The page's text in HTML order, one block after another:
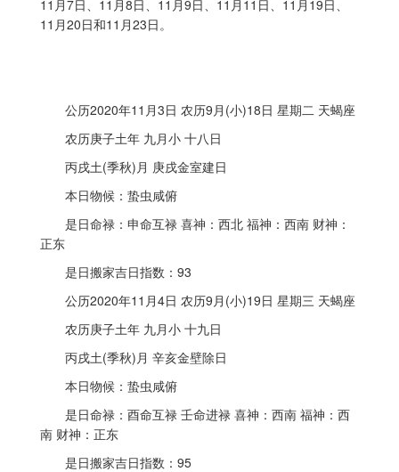
11月7日、11月8日、11月9日、11月11日、11月19日、
11月20日和11月23日。
公历2020年11月3日 农历9月(小)18日 星期二 天蝎座
农历庚子土年 九月小 十八日
丙戌土(季秋)月 庚戌金室建日
本日物候：蛰虫咸俯
是日命禄：申命互禄 喜神：西北 福神：西南 财神：
正东
是日搬家吉日指数：93
公历2020年11月4日 农历9月(小)19日 星期三 天蝎座
农历庚子土年 九月小 十九日
丙戌土(季秋)月 辛亥金壁除日
本日物候：蛰虫咸俯
是日命禄：酉命互禄 壬命进禄 喜神：西南 福神：西
南 财神：正东
是日搬家吉日指数：95